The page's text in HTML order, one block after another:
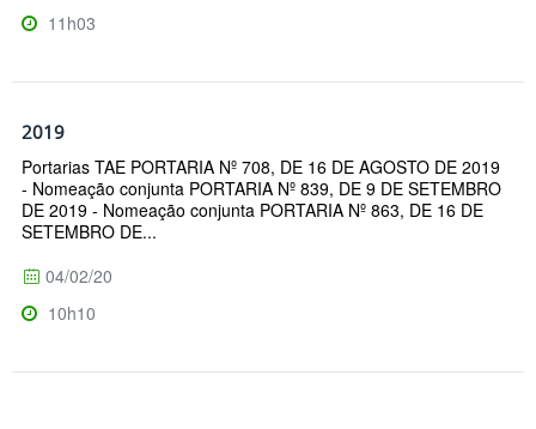
11h03
2019
Portarias TAE PORTARIA Nº 708, DE 16 DE AGOSTO DE 2019
- Nomeação conjunta PORTARIA Nº 839, DE 9 DE SETEMBRO
DE 2019 - Nomeação conjunta PORTARIA Nº 863, DE 16 DE
SETEMBRO DE...
04/02/20
10h10